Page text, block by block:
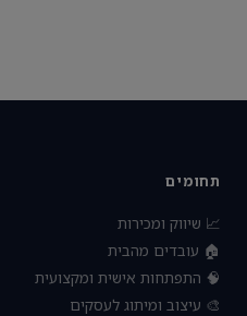
תחומים
📈 שיווק ומכירות
🏠 עובדים מהבית
🧠 התפתחות אישית ומקצועית
🎨 עיצוב ומיתוג לעסקים